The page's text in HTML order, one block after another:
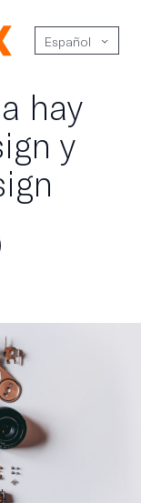
Español
hay
y